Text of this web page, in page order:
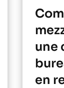
une
en